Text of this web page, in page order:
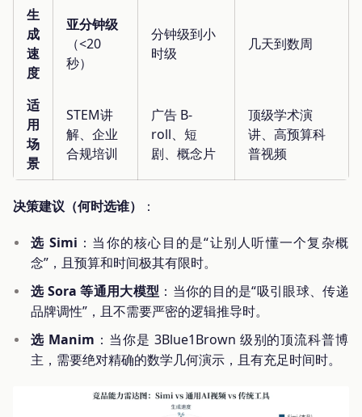
生
成
速
度
亚分钟级
（<20
秒）
分钟级到小
时级
几天到数周
适
用
场
景
STEM讲
解、企业
合规培训
广告 B-
roll、短
剧、概念片
顶级学术演
讲、高预算科
普视频
决策建议（何时选谁） ：
选 Simi ：当你的核心目的是“让别人听懂一个复杂概
念”，且预算和时间极其有限时。
选 Sora 等通用大模型 ：当你的目的是“吸引眼球、传递
品牌调性”，且不需要严密的逻辑推导时。
选 Manim ：当你是 3Blue1Brown 级别的顶流科普博
主，需要绝对精确的数学几何演示，且有充足时间时。